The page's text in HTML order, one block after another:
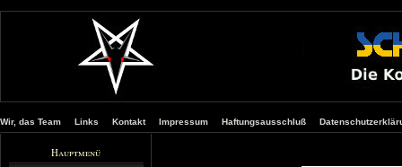
Wir, das Team Links Kontakt Impressum Haftungsausschluß
Hauptmenü